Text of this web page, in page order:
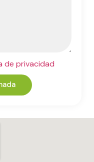
de privacidad